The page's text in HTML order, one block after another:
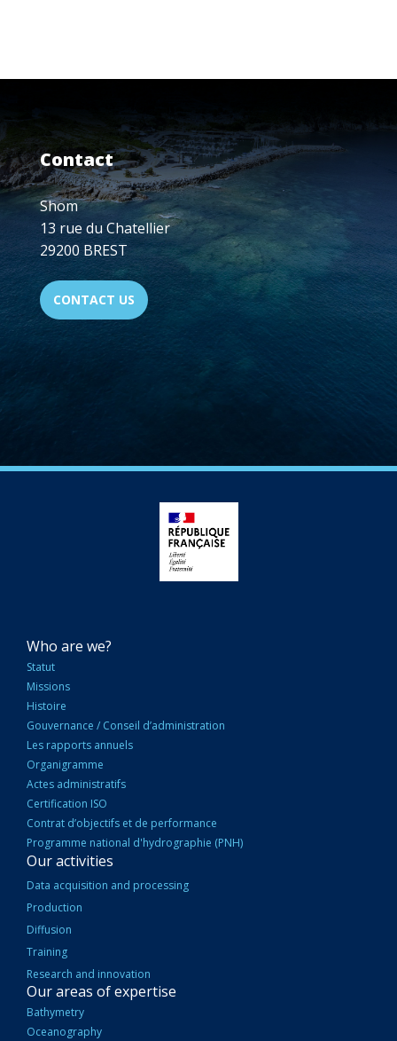
Contact
Shom
13 rue du Chatellier
29200 BREST
CONTACT US
NAVIGATION
PRINCIPALE
Who are we?
Statut
Missions
Histoire
Gouvernance / Conseil d’administration
Les rapports annuels
Organigramme
Actes administratifs
Certification ISO
Contrat d’objectifs et de performance
Programme national d'hydrographie (PNH)
Our activities
Data acquisition and processing
Production
Diffusion
Training
Research and innovation
Our areas of expertise
Bathymetry
Oceanography